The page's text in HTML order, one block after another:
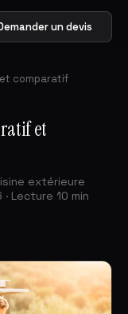
un devis
comparatif
et
extérieure
Lecture 10 min